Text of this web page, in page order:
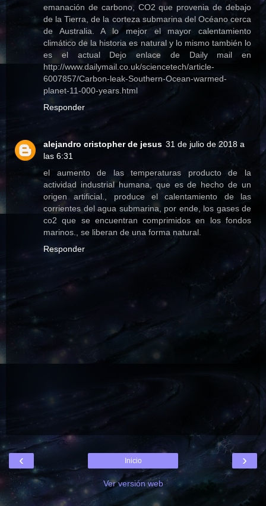
emanación de carbono, CO2 que provenia de debajo
de la Tierra, de la corteza submarina del Océano cerca
de Australia. A lo mejor el mayor calentamiento
climático de la historia es natural y lo mismo también lo
es el actual Dejo enlace de Daily mail en
http://www.dailymail.co.uk/sciencetech/article-
6007857/Carbon-leak-Southern-Ocean-warmed-
planet-11-000-years.html
Responder
alejandro cristopher de jesus 31 de julio de 2018 a
las 6:31
el aumento de las temperaturas producto de la
actividad industrial humana, que es de hecho de un
origen artificial., produce el calentamiento de las
corrientes del agua submarina, por ende, los gases de
co2 que se encuentran comprimidos en los fondos
marinos., se liberan de una forma natural.
Responder
‹ ›
Inicio
Ver versión web